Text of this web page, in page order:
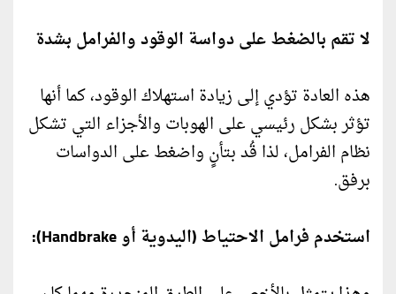
لا تقم بالضغط على دواسة الوقود والفرامل بشدة
هذه العادة تؤدي إلى زيادة استهلاك الوقود، كما أنها
تؤثر بشكل رئيسي على الهوبات والأجزاء التي تشكل
نظام الفرامل، لذا قُد بتأنٍ واضغط على الدواسات
برفق.
استخدم فرامل الاحتياط (اليدوية أو Handbrake):